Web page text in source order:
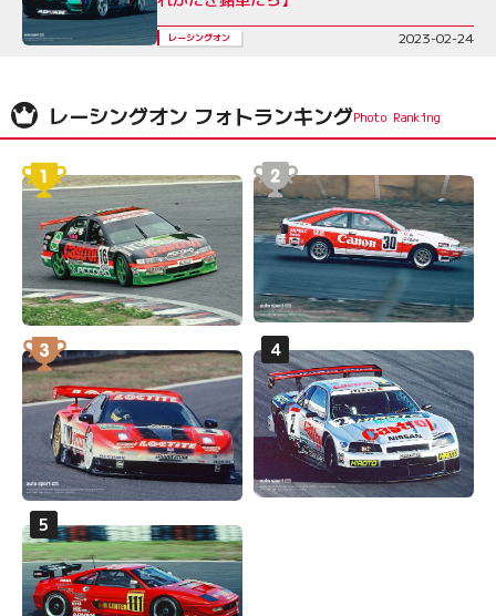
レーシングオン 2023-02-24
レーシングオン フォトランキング